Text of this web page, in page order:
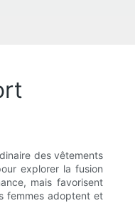
des vêtements
explorer la fusion
mais favorisent
femmes adoptent et